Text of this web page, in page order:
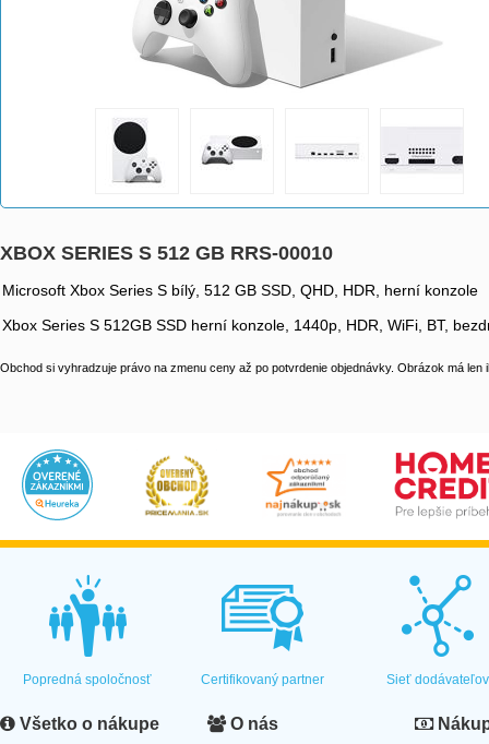
XBOX SERIES S 512 GB RRS-00010
Microsoft Xbox Series S bílý, 512 GB SSD, QHD, HDR, herní konzole
Xbox Series S 512GB SSD herní konzole, 1440p, HDR, WiFi, BT,
Obchod si vyhradzuje právo na zmenu ceny až po potvrdenie objednávky. Obrázok má len
Popredná spoločnosť Certifikovaný partner Sieť dodávateľov
Všetko o nákupe O nás